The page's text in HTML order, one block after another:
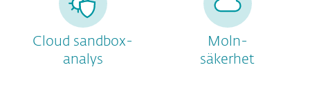
Cloud sandbox-
analys
Moln-
säkerhet